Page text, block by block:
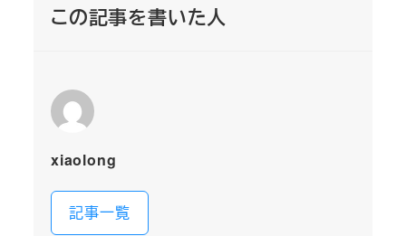
この記事を書いた人
xiaolong
記事一覧